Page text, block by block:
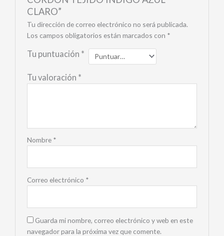
CLARO”
Tu dirección de correo electrónico no será publicada.
Los campos obligatorios están marcados con *
Tu puntuación *
Tu valoración *
Nombre *
Correo electrónico *
Guarda mi nombre, correo electrónico y web en este
navegador para la próxima vez que comente.